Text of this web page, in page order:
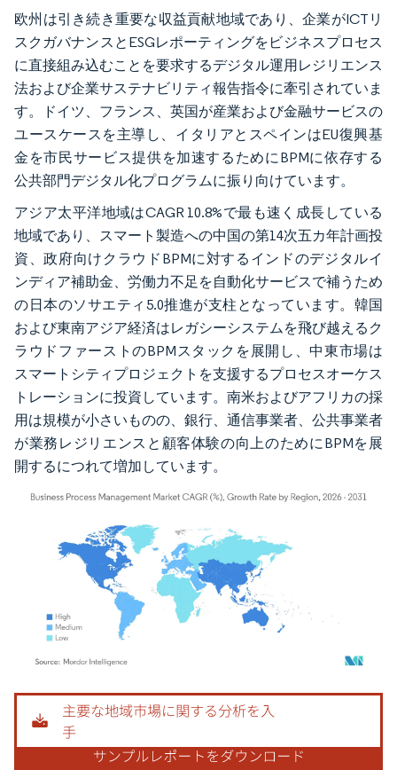
欧州は引き続き重要な収益貢献地域であり、企業がICTリ
スクガバナンスとESGレポーティングをビジネスプロセス
に直接組み込むことを要求するデジタル運用レジリエンス
法および企業サステナビリティ報告指令に牽引されていま
す。ドイツ、フランス、英国が産業および金融サービスの
ユースケースを主導し、イタリアとスペインはEU復興基
金を市民サービス提供を加速するためにBPMに依存する
公共部門デジタル化プログラムに振り向けています。
アジア太平洋地域はCAGR 10.8%で最も速く成長している
地域であり、スマート製造への中国の第14次五カ年計画投
資、政府向けクラウドBPMに対するインドのデジタルイ
ンディア補助金、労働力不足を自動化サービスで補うため
の日本のソサエティ5.0推進が支柱となっています。韓国
および東南アジア経済はレガシーシステムを飛び越えるク
ラウドファーストのBPMスタックを展開し、中東市場は
スマートシティプロジェクトを支援するプロセスオーケス
トレーションに投資しています。南米およびアフリカの採
用は規模が小さいものの、銀行、通信事業者、公共事業者
が業務レジリエンスと顧客体験の向上のためにBPMを展
開するにつれて増加しています。
画像 © Mordor Intelligence。再利用にはCC BY 4.0の表示が必要です。